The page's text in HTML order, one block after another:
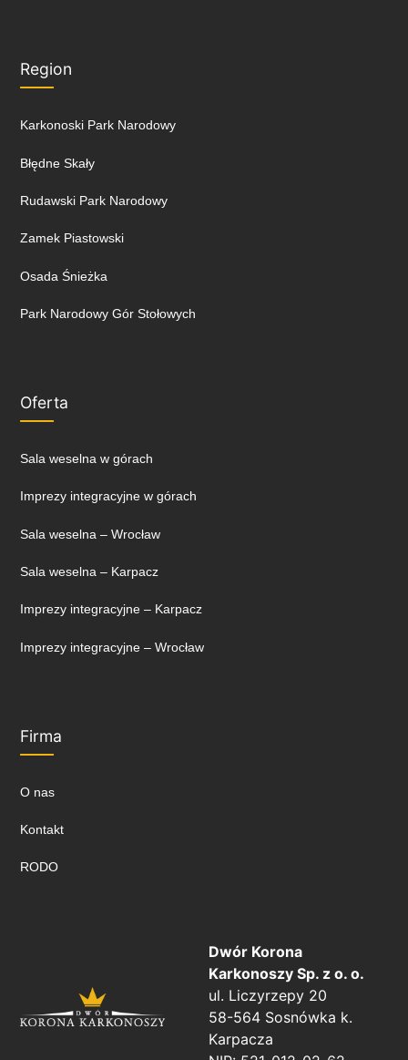
Region
Karkonoski Park Narodowy
Błędne Skały
Rudawski Park Narodowy
Zamek Piastowski
Osada Śnieżka
Park Narodowy Gór Stołowych
Oferta
Sala weselna w górach
Imprezy integracyjne w górach
Sala weselna – Wrocław
Sala weselna – Karpacz
Imprezy integracyjne – Karpacz
Imprezy integracyjne – Wrocław
Firma
O nas
Kontakt
RODO
Dwór Korona
Karkonoszy Sp. z o. o.
ul. Liczyrzepy 20
58-564 Sosnówka k.
Karpacza